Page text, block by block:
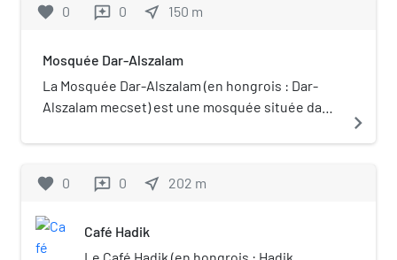
favorite 0 reviews 0 near_me 150 m
Mosquée Dar-Alszalam
La Mosquée Dar-Alszalam (en hongrois : Dar-
Alszalam mecset) est une mosquée située dans
arrondissement de Budapest. Portail de
navigate_next
favorite 0 reviews 0 near_me 202 m
Café Hadik